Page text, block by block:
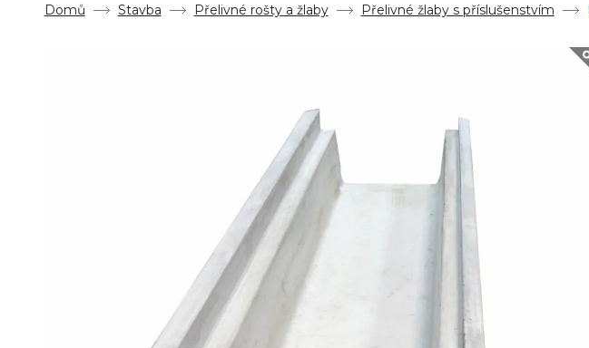
Domů Stavba Přelivné rošty a žlaby Přelivné žlaby s příslušenstvím